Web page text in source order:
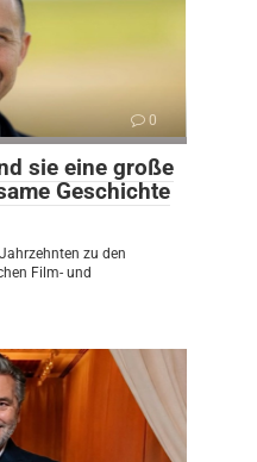
0
sie eine große
Geschichte
zu den
Film- und